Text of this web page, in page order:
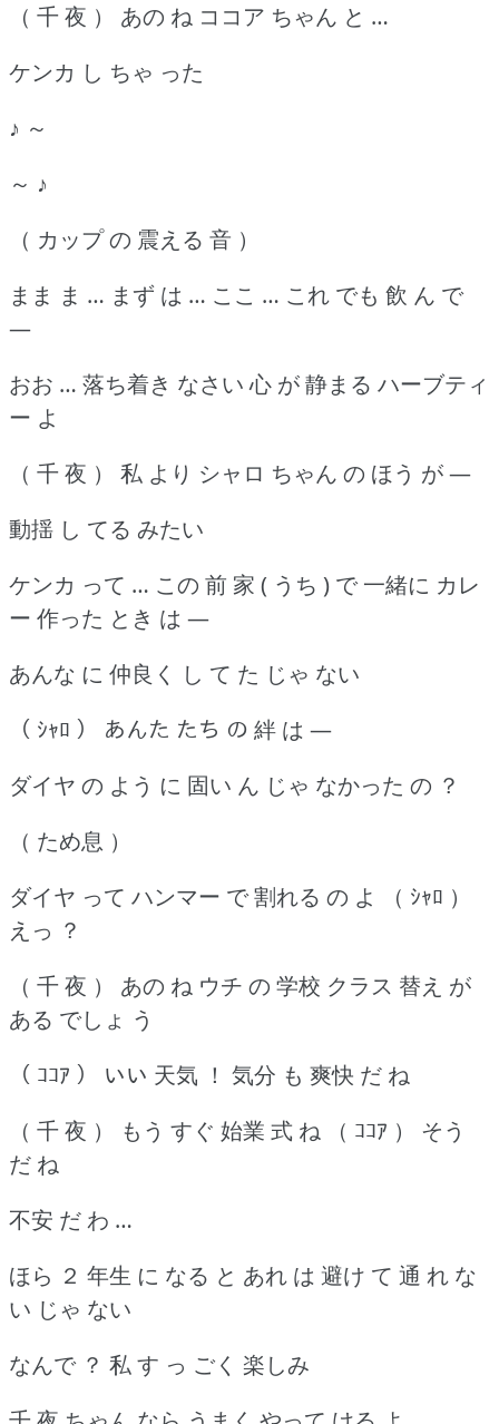
（ 千 夜 ） あの ね ココア ちゃん と …
ケンカ し ちゃ った
♪ ～
～ ♪
（ カップ の 震える 音 ）
まま ま … まず は … ここ … これ でも 飲 ん で
―
おお … 落ち着き なさい 心 が 静まる ハーブティ
ー よ
（ 千 夜 ） 私 より シャロ ちゃん の ほう が ―
動揺 し てる みたい
ケンカ って … この 前 家 ( うち ) で 一緒に カレ
ー 作った とき は ―
あんな に 仲良く し て た じゃ ない
（ ｼｬﾛ ） あんた たち の 絆 は ―
ダイヤ の よう に 固い ん じゃ なかった の ？
（ ため息 ）
ダイヤ って ハンマー で 割れる の よ （ ｼｬﾛ ）
えっ ？
（ 千 夜 ） あの ね ウチ の 学校 クラス 替え が
ある でしょ う
（ ｺｺｱ ） いい 天気 ！ 気分 も 爽快 だ ね
（ 千 夜 ） もう すぐ 始業 式 ね （ ｺｺｱ ） そう
だ ね
不安 だ わ …
ほら ２ 年生 に なる と あれ は 避け て 通 れ な
い じゃ ない
なんで ？ 私 す っ ごく 楽しみ